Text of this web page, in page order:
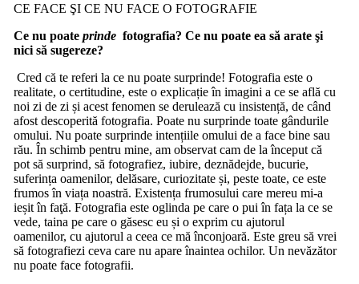
CE FACE ŞI CE NU FACE O FOTOGRAFIE
Ce nu poate prinde fotografia? Ce nu poate ea să arate şi
nici să sugereze?
Cred că te referi la ce nu poate surprinde! Fotografia este o
realitate, o certitudine, este o explicație în imagini a ce se află cu
noi zi de zi și acest fenomen se derulează cu insistență, de când
afost descoperită fotografia. Poate nu surprinde toate gândurile
omului. Nu poate surprinde intențiile omului de a face bine sau
rău. În schimb pentru mine, am observat cam de la început că
pot să surprind, să fotografiez, iubire, deznădejde, bucurie,
suferința oamenilor, delăsare, curiozitate și, peste toate, ce este
frumos în viața noastră. Existența frumosului care mereu mi-a
ieșit în faţă. Fotografia este oglinda pe care o pui în fața la ce se
vede, taina pe care o găsesc eu și o exprim cu ajutorul
oamenilor, cu ajutorul a ceea ce mă înconjoară. Este greu să vrei
să fotografiezi ceva care nu apare înaintea ochilor. Un nevăzător
nu poate face fotografii.